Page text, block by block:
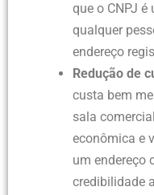
que o CNPJ
qualquer
endereço
Redução de
custa bem
sala
econômica e
um endereço
credibilidade